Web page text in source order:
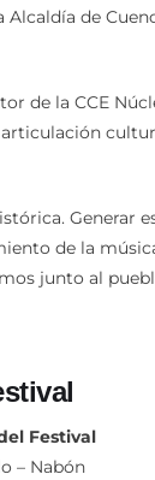
de
de la CCE
Generar
de la
junto al
Festival
– Nabón